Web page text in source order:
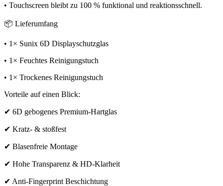
• Touchscreen bleibt zu 100 % funktional und reaktionsschnell.
📦 Lieferumfang
• 1× Sunix 6D Displayschutzglas
• 1× Feuchtes Reinigungstuch
• 1× Trockenes Reinigungstuch
Vorteile auf einen Blick:
✔ 6D gebogenes Premium-Hartglas
✔ Kratz- & stoßfest
✔ Blasenfreie Montage
✔ Hohe Transparenz & HD-Klarheit
✔ Anti-Fingerprint Beschichtung